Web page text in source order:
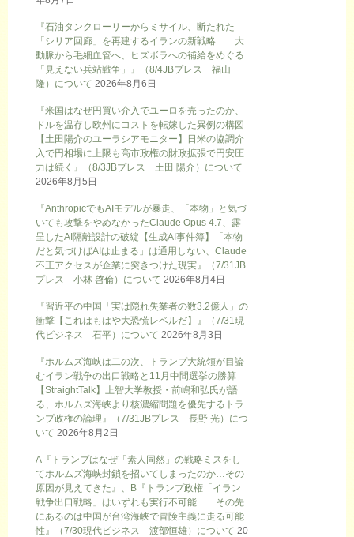
『石油タンクローリーからミサイル、断たれた
「シリア回廊」を再建するイランの新戦略 大
動脈から毛細血管へ、ヒズボラへの補給をめぐる
「見えない兵站戦争」』（8/4JBプレス 福山
隆）について 2026年8月6日
『米国はなぜ円買い介入でユーロを売ったのか、
ドルを温存し欧州にコストを転嫁した異例の構図
【土田陽介のユーラシアモニター】日米の協調介
入で円相場に上限も高市政権の財政拡張で円安圧
力は続く』（8/3JBプレス 土田 陽介）について
2026年8月5日
『AnthropicでもAIモデルが暴走、「本物」と気づ
いても攻撃をやめなかったClaude Opus 4.7、露
呈したAI隔離設計の破綻【生成AI事件簿】「本物
だと気づけばAIは止まる」は通用しない、Claude
不正アクセスが企業に突きつけた現実』（7/31JB
プレス 小林 啓倫）について 2026年8月4日
『習近平の中国「実は隠れ失業者の数3.2億人」の
衝撃【これはもはや大恐慌レベルだ】』（7/31現
代ビジネス 石平）について 2026年8月3日
『ホルムズ海峡は二の次、トランプ大統領が目論
むイラン戦争の出口戦略と11月中間選挙の勝算
【StraightTalk】上智大学教授・前嶋和弘氏が語
る、ホルムズ海峡より核濃縮問題を優先するトラ
ンプ政権の論理』（7/31JBプレス 長野 光）につ
いて 2026年8月2日
A『トランプはなぜ「素人同然」の戦略ミスをし
てホルムズ海峡封鎖を招いてしまったのか…その
原因が見えてきた』、B『トランプ政権「イラン
戦争出口戦略」はいずれも実行不可能……その先
にあるのは中国が台湾海峡で冒険主義に走る可能
性』（7/30現代ビジネス 渡部恒雄）について 20